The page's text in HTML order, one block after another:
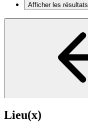
Afficher les résultats
Lieu(x)